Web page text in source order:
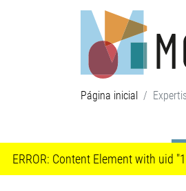
Página inicial
ERROR: Content Element with uid